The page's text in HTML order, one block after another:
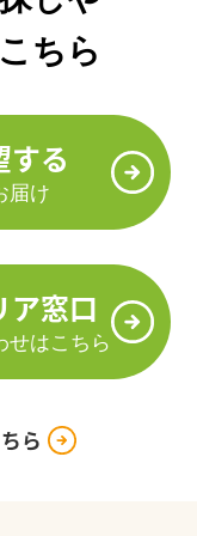
ちら
する
届け
ア窓口
せはこちら
ら